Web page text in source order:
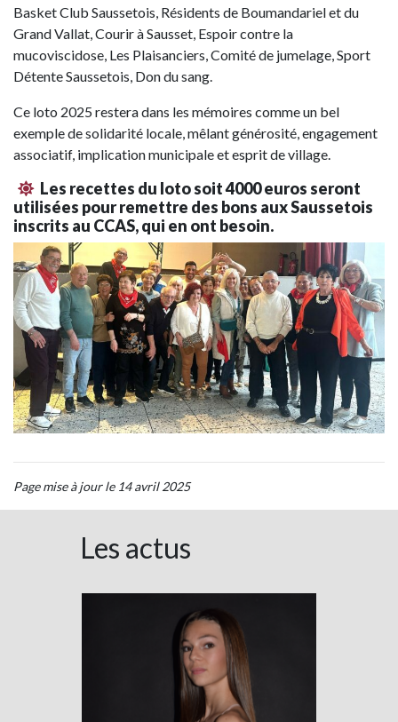
Basket Club Saussetois, Résidents de Boumandariel et du
Grand Vallat, Courir à Sausset, Espoir contre la
mucoviscidose, Les Plaisanciers, Comité de jumelage, Sport
Détente Saussetois, Don du sang.
Ce loto 2025 restera dans les mémoires comme un bel
exemple de solidarité locale, mêlant générosité, engagement
associatif, implication municipale et esprit de village.
Les recettes du loto soit 4000 euros seront
utilisées pour remettre des bons aux Saussetois
inscrits au CCAS, qui en ont besoin.
Page mise à jour le 14 avril 2025
Les actus